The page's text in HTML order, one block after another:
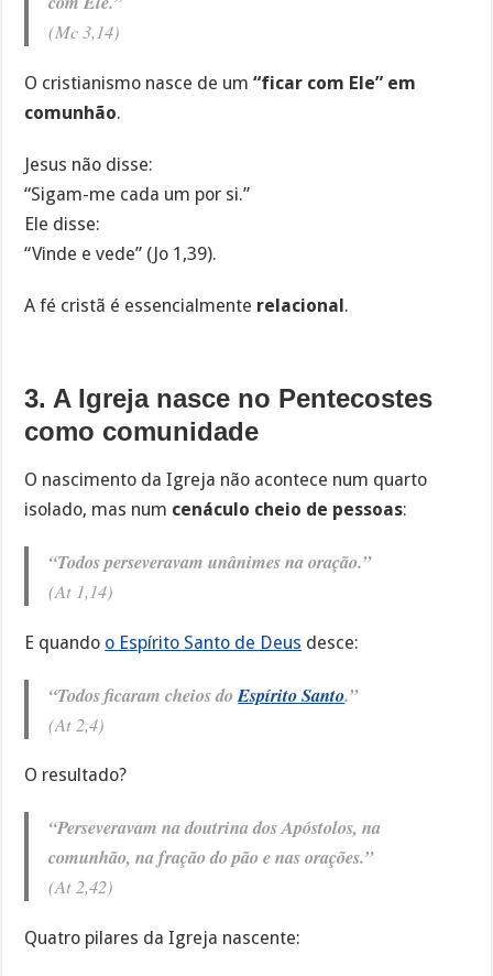
(Mc 3,14)
O cristianismo nasce de um“ficar com Ele” em
comunhão.
Jesus não disse:
“Sigam-me cada um por si.”
Ele disse:
“Vinde e vede” (Jo 1,39).
A fé cristã é essencialmente relacional.
3. A Igreja nasce no Pentecostes
como comunidade
O nascimento da Igreja não acontece num quarto
isolado, mas num cenáculo cheio de pessoas:
“Todos perseveravam unânimes na oração.”
(At 1,14)
E quando o Espírito Santo de Deus desce:
“Todos ficaram cheios doEspírito Santo.”
(At 2,4)
O resultado?
“Perseveravam na doutrina dos Apóstolos, na
comunhão, na fração do pão e nas orações.”
(At 2,42)
Quatro pilares da Igreja nascente: